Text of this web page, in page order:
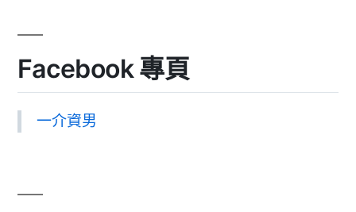
Facebook 專頁
一介資男